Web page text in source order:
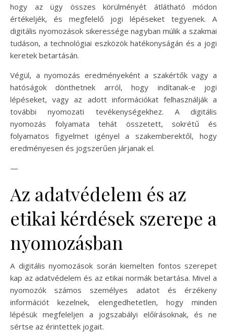
hogy az ügy összes körülményét átlátható módon
értékeljék, és megfelelő jogi lépéseket tegyenek. A
digitális nyomozások sikeressége nagyban múlik a szakmai
tudáson, a technológiai eszközök hatékonyságán és a jogi
keretek betartásán.
Végül, a nyomozás eredményeként a szakértők vagy a
hatóságok dönthetnek arról, hogy indítanak-e jogi
lépéseket, vagy az adott információkat felhasználják a
további nyomozati tevékenységekhez. A digitális
nyomozás folyamata tehát összetett, sokrétű és
folyamatos figyelmet igényel a szakemberektől, hogy
eredményesen és jogszerűen járjanak el.
—
Az adatvédelem és az
etikai kérdések szerepe a
nyomozásban
A digitális nyomozások során kiemelten fontos szerepet
kap az adatvédelem és az etikai normák betartása. Mivel a
nyomozók számos személyes adatot és érzékeny
információt kezelnek, elengedhetetlen, hogy minden
lépésük megfeleljen a jogszabályi előírásoknak, és ne
sértse az érintettek jogait.